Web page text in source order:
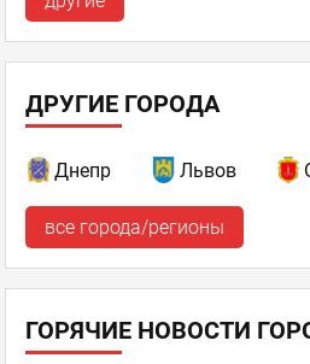
ДРУГИЕ ГОРОДА
Днепр Львов
все города/регионы
ГОРЯЧИЕ НОВОСТИ